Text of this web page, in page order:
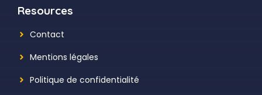
Resources
Contact
Mentions légales
Politique de confidentialité